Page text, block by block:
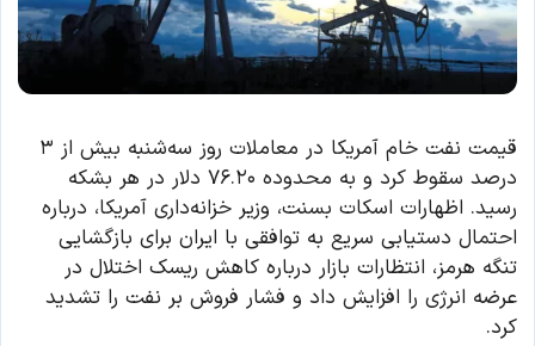
قیمت نفت خام آمریکا در معاملات روز سه‌شنبه بیش از ۳
درصد سقوط کرد و به محدوده ۷۶.۲۰ دلار در هر بشکه
رسید. اظهارات اسکات بسنت، وزیر خزانه‌داری آمریکا، درباره
احتمال دستیابی سریع به توافقی با ایران برای بازگشایی
تنگه هرمز، انتظارات بازار درباره کاهش ریسک اختلال در
عرضه انرژی را افزایش داد و فشار فروش بر نفت را تشدید
کرد.